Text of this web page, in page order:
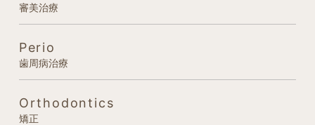
審美治療
Perio
歯周病治療
Orthodontics
矯正